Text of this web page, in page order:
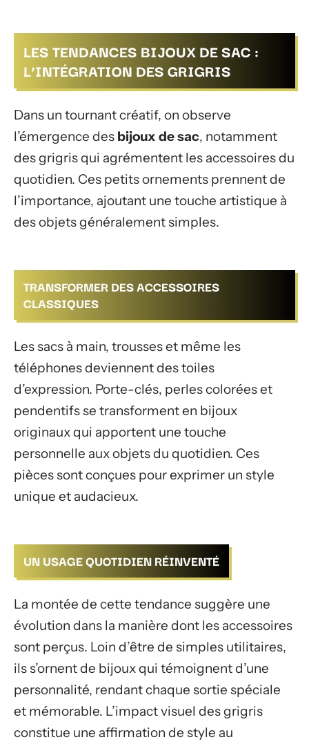
LES TENDANCES BIJOUX DE SAC :
L’INTÉGRATION DES GRIGRIS
Dans un tournant créatif, on observe
l’émergence des bijoux de sac, notamment
des grigris qui agrémentent les accessoires du
quotidien. Ces petits ornements prennent de
l’importance, ajoutant une touche artistique à
des objets généralement simples.
TRANSFORMER DES ACCESSOIRES
CLASSIQUES
Les sacs à main, trousses et même les
téléphones deviennent des toiles
d’expression. Porte-clés, perles colorées et
pendentifs se transforment en bijoux
originaux qui apportent une touche
personnelle aux objets du quotidien. Ces
pièces sont conçues pour exprimer un style
unique et audacieux.
UN USAGE QUOTIDIEN RÉINVENTÉ
La montée de cette tendance suggère une
évolution dans la manière dont les accessoires
sont perçus. Loin d’être de simples utilitaires,
ils s’ornent de bijoux qui témoignent d’une
personnalité, rendant chaque sortie spéciale
et mémorable. L’impact visuel des grigris
constitue une affirmation de style au